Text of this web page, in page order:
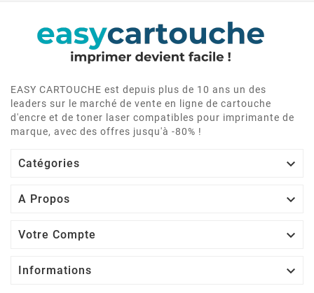
EASY CARTOUCHE est depuis plus de 10 ans un des
leaders sur le marché de vente en ligne de cartouche
d'encre et de toner laser compatibles pour imprimante de
marque, avec des offres jusqu'à -80% !
Catégories 
A Propos 
Votre Compte 
Informations 